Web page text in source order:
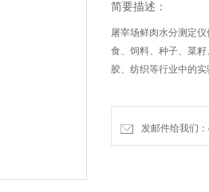
简要描述：
屠宰场鲜肉水分测定
食、饲料、种子、菜
胶、纺织等行业中的实
发邮件给我们：